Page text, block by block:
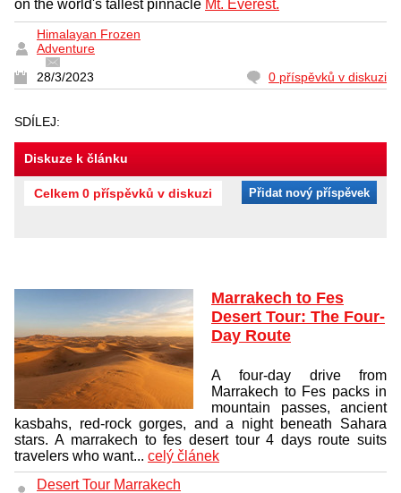
on the world's tallest pinnacle Mt. Everest.
Himalayan Frozen
Adventure
28/3/2023
0 příspěvků v diskuzi
SDÍLEJ:
Diskuze k článku
Celkem 0 příspěvků v diskuzi Přidat nový příspěvek
Marrakech to Fes
Desert Tour: The Four-
Day Route
A four-day drive from
Marrakech to Fes packs in
mountain passes, ancient
kasbahs, red-rock gorges, and a night beneath Sahara
stars. A marrakech to fes desert tour 4 days route suits
travelers who want... celý článek
Desert Tour Marrakech